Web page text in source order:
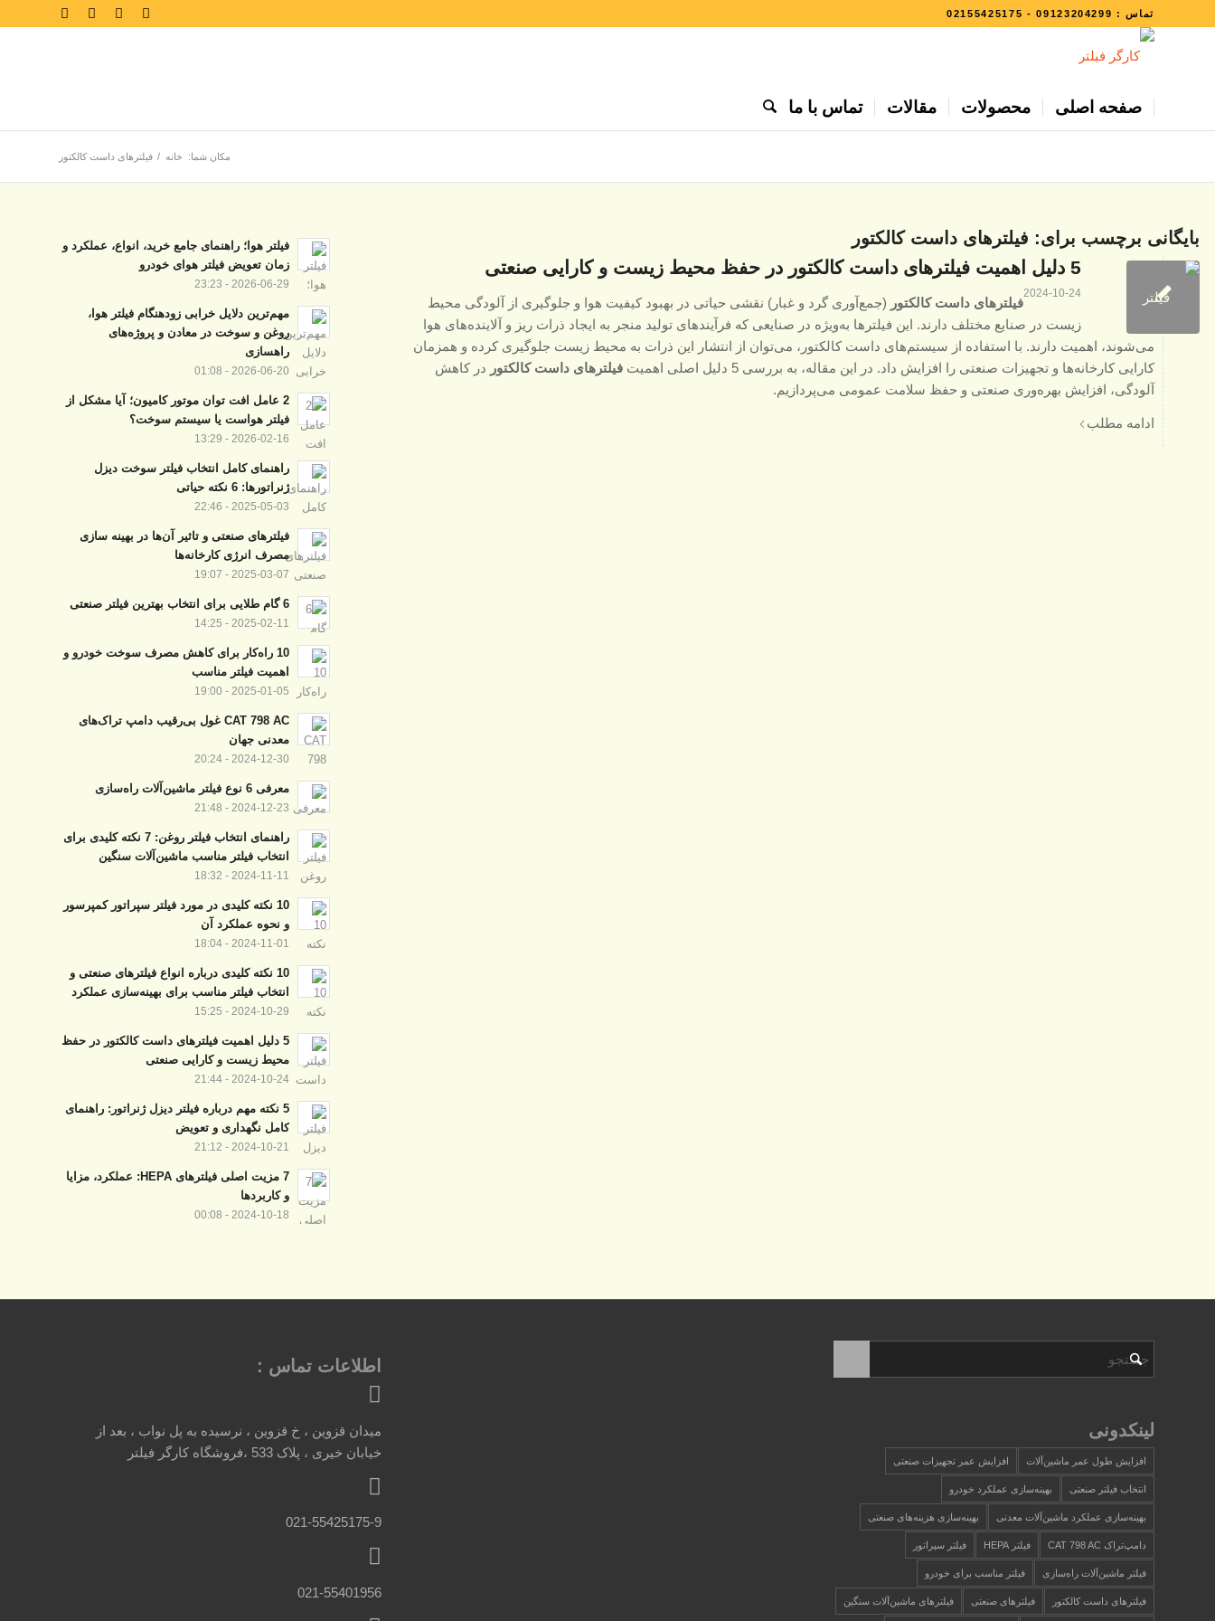
تماس : 09123204299
-
02155425175
صفحه اصلی محصولات مقالات تماس با ما
مکان شما: خانه / فیلترهای داست کالکتور
بایگانی برچسب برای: فیلترهای داست کالکتور
5 دلیل اهمیت فیلترهای داست کالکتور در حفظ محیط زیست و کارایی صنعتی
2024-10-24
فیلترهای داست کالکتور (جمع‌آوری گرد و غبار) نقشی حیاتی در بهبود کیفیت هوا و جلوگیری از آلودگی محیط
زیست در صنایع مختلف دارند. این فیلترها به‌ویژه در صنایعی که فرآیندهای تولید منجر به ایجاد ذرات ریز و آلاینده‌های هوا
می‌شوند، اهمیت دارند. با استفاده از سیستم‌های داست کالکتور، می‌توان از انتشار این ذرات به محیط زیست جلوگیری کرده و همزمان
کارایی کارخانه‌ها و تجهیزات صنعتی را افزایش داد. در این مقاله، به بررسی 5 دلیل اصلی اهمیت
فیلترهای داست کالکتور در کاهش
آلودگی، افزایش بهره‌وری صنعتی و حفظ سلامت عمومی می‌پردازیم.
ادامه مطلب
فیلتر هوا؛ راهنمای جامع خرید، انواع، عملکرد و
زمان تعویض فیلتر هوای خودرو
2026-06-29 - 23:23
مهم‌ترین دلایل خرابی زودهنگام فیلتر هوا،
روغن و سوخت در معادن و پروژه‌های
راهسازی
2026-06-20 - 01:08
2 عامل افت توان موتور کامیون؛ آیا مشکل از
فیلتر هواست یا سیستم سوخت؟
2026-02-16 - 13:29
راهنمای کامل انتخاب فیلتر سوخت دیزل
ژنراتورها: 6 نکته حیاتی
2025-05-03 - 22:46
فیلترهای صنعتی و تاثیر آن‌ها در بهینه‌ سازی
مصرف انرژی کارخانه‌ها
2025-03-07 - 19:07
6 گام طلایی برای انتخاب بهترین فیلتر صنعتی
2025-02-11 - 14:25
10 راه‌کار برای کاهش مصرف سوخت خودرو و
اهمیت فیلتر مناسب
2025-01-05 - 19:00
CAT 798 AC غول بی‌رقیب دامپ تراک‌های
معدنی جهان
2024-12-30 - 20:24
معرفی 6 نوع فیلتر ماشین‌آلات راه‌سازی
2024-12-23 - 21:48
راهنمای انتخاب فیلتر روغن: 7 نکته کلیدی برای
انتخاب فیلتر مناسب ماشین‌آلات سنگین
2024-11-11 - 18:32
10 نکته کلیدی در مورد فیلتر سپراتور کمپرسور
و نحوه عملکرد آن
2024-11-01 - 18:04
10 نکته کلیدی درباره انواع فیلترهای صنعتی و
انتخاب فیلتر مناسب برای بهینه‌سازی عملکرد
2024-10-29 - 15:25
5 دلیل اهمیت فیلترهای داست کالکتور در حفظ
محیط زیست و کارایی صنعتی
2024-10-24 - 21:44
5 نکته مهم درباره فیلتر دیزل ژنراتور: راهنمای
کامل نگهداری و تعویض
2024-10-21 - 21:12
7 مزیت اصلی فیلترهای HEPA: عملکرد، مزایا
و کاربردها
2024-10-18 - 00:08
لینکدونی
افزایش طول عمر ماشین‌آلات افزایش عمر تجهیزات صنعتی
انتخاب فیلتر صنعتی بهینه‌سازی عملکرد خودرو
بهینه‌سازی عملکرد ماشین‌آلات معدنی بهینه‌سازی هزینه‌های صنعتی
دامپ‌تراک CAT 798 AC فیلتر HEPA فیلتر سپراتور
فیلتر ماشین‌آلات راه‌سازی فیلتر مناسب برای خودرو
فیلترهای داست کالکتور فیلترهای صنعتی فیلترهای ماشین‌آلات سنگین
اطلاعات تماس :
میدان قزوین ، خ قزوین ، نرسیده به پل نواب ، بعد از
خیابان خیری ، پلاک 533 ،فروشگاه کارگر فیلتر
021-55425175-9
021-55401956